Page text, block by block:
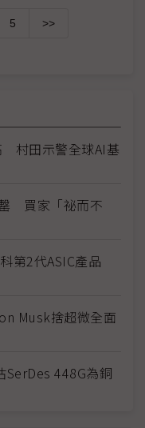
5 >>
村田示警全球AI基
買家「祕而不
第2代ASIC產品
Musk捨超微全面
448G為銅